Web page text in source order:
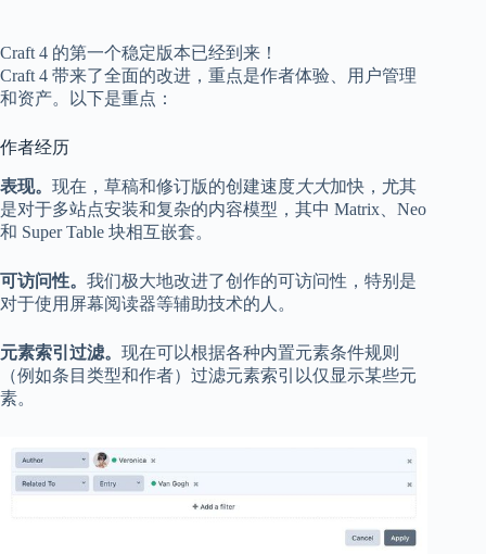
Craft 4 的第一个稳定版本已经到来！
Craft 4 带来了全面的改进，重点是作者体验、用户管理
和资产。以下是重点：
作者经历
表现。 现在，草稿和修订版的创建速度大大加快，尤其
是对于多站点安装和复杂的内容模型，其中 Matrix、Neo
和 Super Table 块相互嵌套。
可访问性。 我们极大地改进了创作的可访问性，特别是
对于使用屏幕阅读器等辅助技术的人。
元素索引过滤。 现在可以根据各种内置元素条件规则
（例如条目类型和作者）过滤元素索引以仅显示某些元
素。